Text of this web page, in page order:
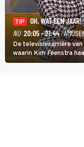
TIP
OH, WAT EEN JAAR!
NU 20:05 - 21:44·
De televisiecarrière
waarin Kim Feenstra
Oh, Wat een Jaar!